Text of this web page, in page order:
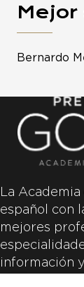
Mejor
Bernardo
La
español con
mejores
información